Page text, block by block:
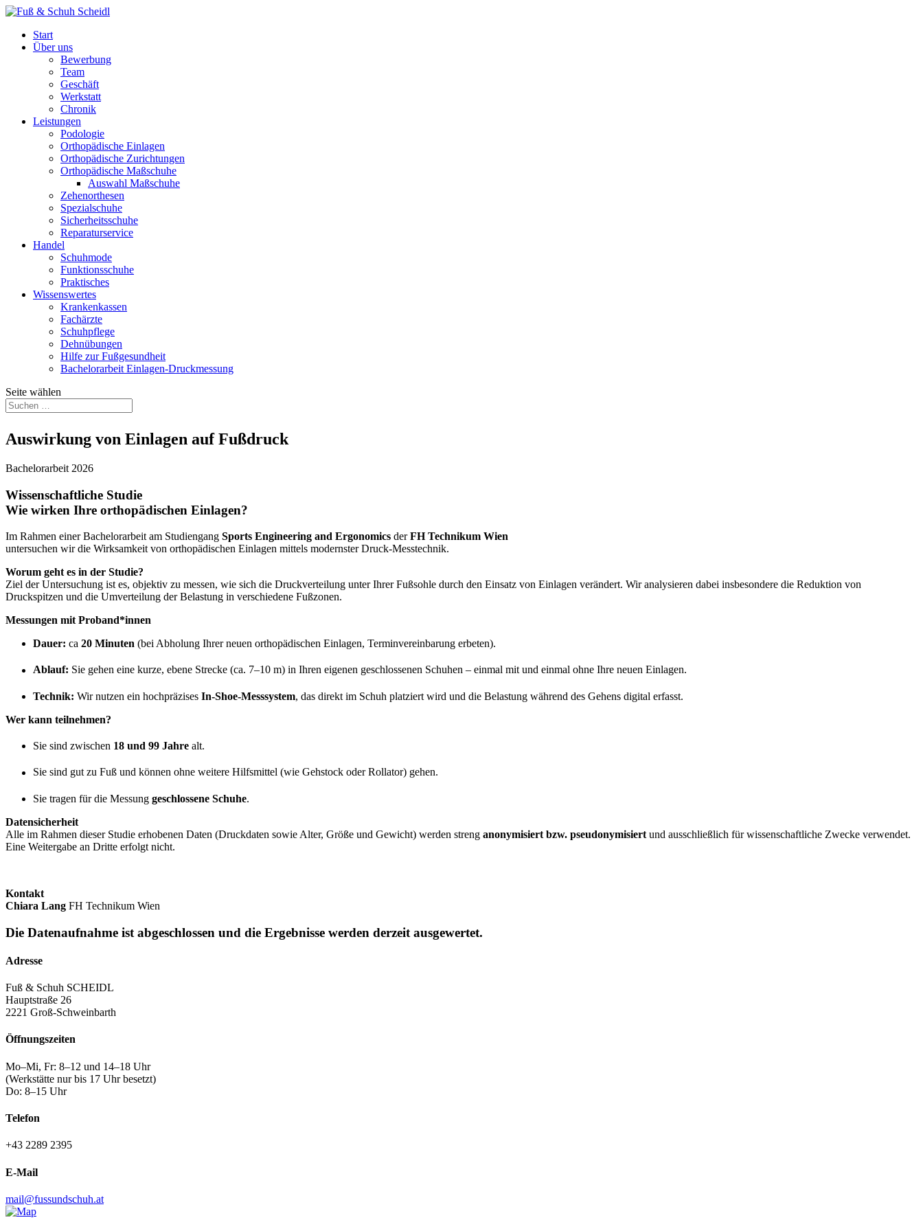
Start
Über uns
Bewerbung
Team
Geschäft
Werkstatt
Chronik
Leistungen
Podologie
Orthopädische Einlagen
Orthopädische Zurichtungen
Orthopädische Maßschuhe
Auswahl Maßschuhe
Zehenorthesen
Spezialschuhe
Sicherheitsschuhe
Reparaturservice
Handel
Schuhmode
Funktionsschuhe
Praktisches
Wissenswertes
Krankenkassen
Fachärzte
Schuhpflege
Dehnübungen
Hilfe zur Fußgesundheit
Bachelorarbeit Einlagen-Druckmessung
Seite wählen
Auswirkung von Einlagen auf Fußdruck
Bachelorarbeit 2026
Wissenschaftliche Studie
Wie wirken Ihre orthopädischen Einlagen?
Im Rahmen einer Bachelorarbeit am Studiengang Sports Engineering and Ergonomics derFH Technikum Wien
untersuchen wir die Wirksamkeit von orthopädischen Einlagen mittels modernster Druck-Messtechnik.
Worum geht es in der Studie?
Ziel der Untersuchung ist es, objektiv zu messen, wie sich die Druckverteilung unter Ihrer Fußsohle durch den Einsatz von Einlagen verändert. Wir analysieren dabei insbesondere die Reduktion von
Druckspitzen und die Umverteilung der Belastung in verschiedene Fußzonen.
Messungen mit Proband*innen
Dauer: ca 20 Minuten (bei Abholung Ihrer neuen orthopädischen Einlagen, Terminvereinbarung erbeten).
Ablauf: Sie gehen eine kurze, ebene Strecke (ca. 7–10 m) in Ihren eigenen geschlossenen Schuhen – einmal mit und einmal ohne Ihre neuen Einlagen.
Technik: Wir nutzen ein hochpräzises In-Shoe-Messsystem, das direkt im Schuh platziert wird und die Belastung während des Gehens digital erfasst.
Wer kann teilnehmen?
Sie sind zwischen 18 und 99 Jahre alt.
Sie sind gut zu Fuß und können ohne weitere Hilfsmittel (wie Gehstock oder Rollator) gehen.
Sie tragen für die Messung geschlossene Schuhe.
Datensicherheit
Alle im Rahmen dieser Studie erhobenen Daten (Druckdaten sowie Alter, Größe und Gewicht) werden streng anonymisiert bzw. pseudonymisiert und ausschließlich für wissenschaftliche Zwecke verwendet.
Eine Weitergabe an Dritte erfolgt nicht.
Kontakt
Chiara Lang FH Technikum Wien
Die Datenaufnahme ist abgeschlossen und die Ergebnisse werden derzeit ausgewertet.
Adresse
Fuß & Schuh SCHEIDL
Hauptstraße 26
2221 Groß-Schweinbarth
Öffnungszeiten
Mo–Mi, Fr: 8–12 und 14–18 Uhr
(Werkstätte nur bis 17 Uhr besetzt)
Do: 8–15 Uhr
Telefon
+43 2289 2395
E-Mail
mail@fussundschuh.at